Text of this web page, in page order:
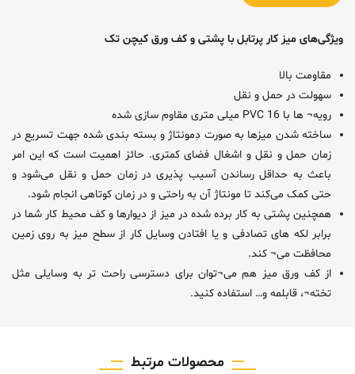
ویژگی‌های ميز کار پرتابل با پشتی و کف ورق کیچن تک
مقاومت بالا
سهولت در حمل و نقل
رویه¬ ها با PVC 16 میلی متری مقاوم سازی شده
ساخته شدن میزها به صورت دِمونتاژ و بسته بندی شده جهت تسریع در
زمان حمل و نقل و اشغال فضای کمتری. حائز اهمیت است که این امر
باعث به حداقل رساندن آسیب پذیری در زمان حمل و نقل می‌شود و
حتی کمک می‌کند تا مونتاژ آن به راحتی و در زمان کوتاهی انجام شود.
همچنین پشتی به کار برده شده در میز از دیوارها و کف محیط کار شما در
برابر لکه های تصادفی و یا افتادن وسایل کار از سطح میز به روی زمین
محافظت می¬ کند.
از کف ورق میز هم می¬توان برای دسترسی راحت تر به وسایلی مثل
تخته¬، قابلمه و… استفاده کنید.
محصولات مرتبط